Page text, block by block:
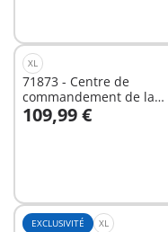
XL
71873 - Centre de
commandement de la
police
109,99 €
Au panier
EXCLUSIVITÉ XL